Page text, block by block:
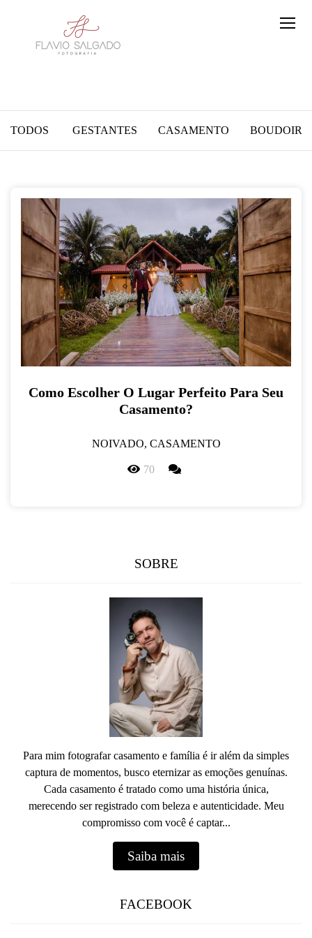
TODOS GESTANTES CASAMENTO BOUDOIR
Como Escolher O Lugar Perfeito Para Seu
Casamento?
NOIVADO, CASAMENTO
70
SOBRE
Para mim fotografar casamento e família é ir além da simples
captura de momentos, busco eternizar as emoções genuínas.
Cada casamento é tratado como uma história única,
merecendo ser registrado com beleza e autenticidade. Meu
compromisso com você é captar...
Saiba mais
FACEBOOK